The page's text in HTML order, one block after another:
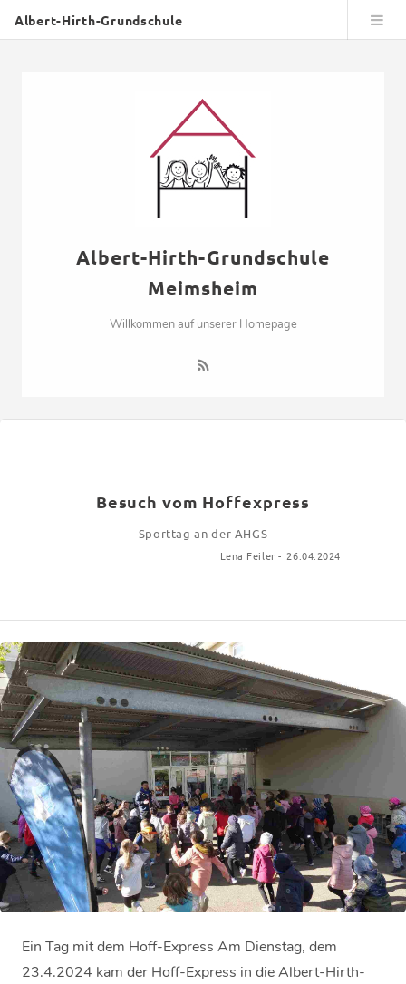
Albert-Hirth-Grundschule
Albert-Hirth-Grundschule
Meimsheim
Willkommen auf unserer Homepage
Besuch vom Hoffexpress
Sporttag an der AHGS
Lena Feiler - 26.04.2024
Ein Tag mit dem Hoff-Express Am Dienstag, dem
23.4.2024 kam der Hoff-Express in die Albert-Hirth-